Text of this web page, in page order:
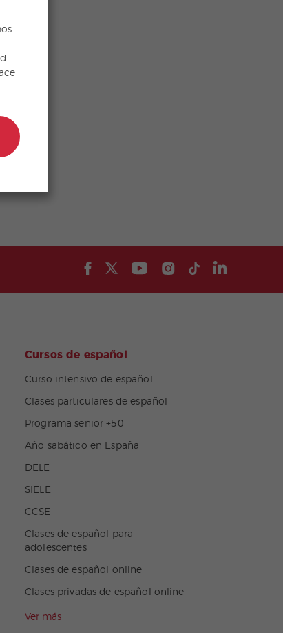
Cursos de español
Curso intensivo de español
Clases particulares de español
Programa senior +50
Año sabático en España
DELE
SIELE
CCSE
Clases de español para
adolescentes
Clases de español online
Clases privadas de español online
Ver más